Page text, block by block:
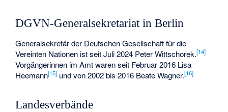
DGVN-Generalsekretariat in Berlin
Generalsekretär der Deutschen Gesellschaft für die
Vereinten Nationen ist seit Juli 2024 Peter Wittschorek.[14]
Vorgängerinnen im Amt waren seit Februar 2016 Lisa
Heemann[15] und von 2002 bis 2016 Beate Wagner.[16]
Landesverbände